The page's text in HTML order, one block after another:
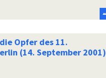
Opfer des 11.
(14. September 2001)